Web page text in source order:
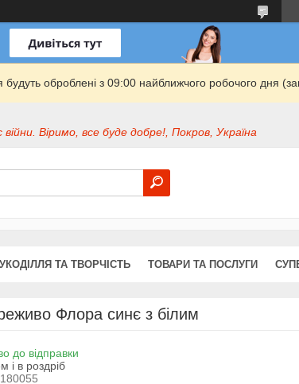
оброблені з 09:00 найближчого робочого дня
Віримо, все буде добре!, Покров, Україна
ТА ТВОРЧІСТЬ ТОВАРИ ТА ПОСЛУГИ
Флора синє з білим
до відправки
і в роздріб
180055